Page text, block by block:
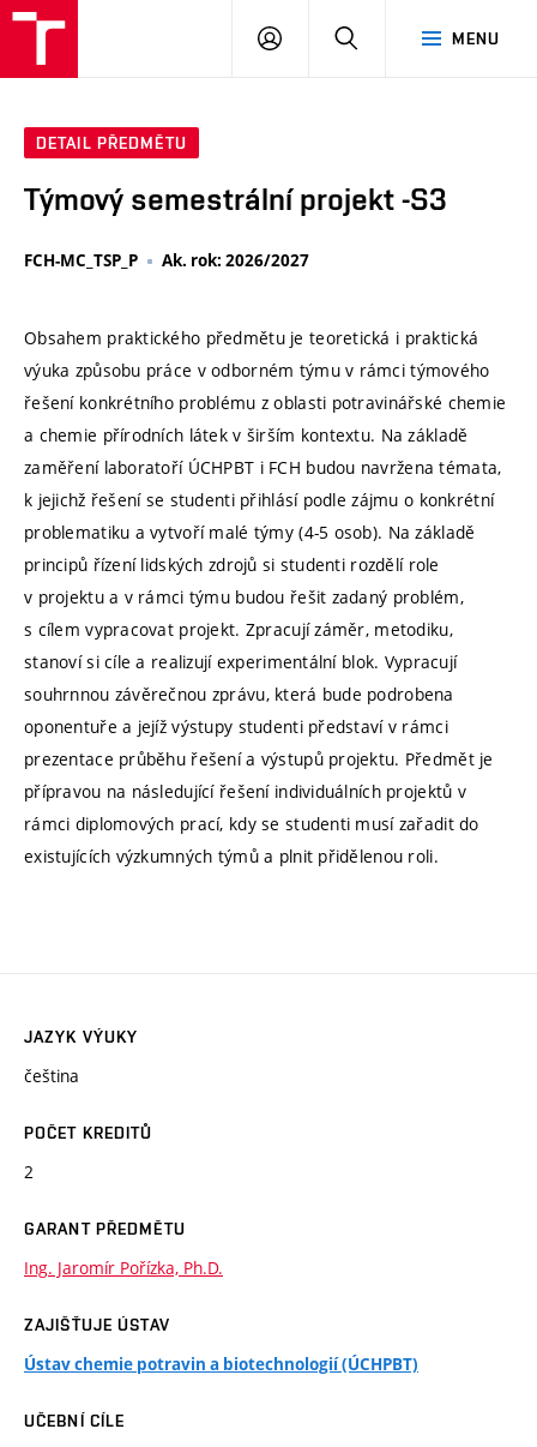
MENU
PŘIHLÁSIT
DETAIL PŘEDMĚTU
Týmový semestrální projekt -S3
FCH-MC_TSP_P Ak. rok: 2026/2027
Obsahem praktického předmětu je teoretická i praktická
výuka způsobu práce v odborném týmu v rámci týmového
řešení konkrétního problému z oblasti potravinářské chemie
a chemie přírodních látek v širším kontextu. Na základě
zaměření laboratoří ÚCHPBT i FCH budou navržena témata,
k jejichž řešení se studenti přihlásí podle zájmu o konkrétní
problematiku a vytvoří malé týmy (4-5 osob). Na základě
principů řízení lidských zdrojů si studenti rozdělí role
v projektu a v rámci týmu budou řešit zadaný problém,
s cílem vypracovat projekt. Zpracují záměr, metodiku,
stanoví si cíle a realizují experimentální blok. Vypracují
souhrnnou závěrečnou zprávu, která bude podrobena
oponentuře a jejíž výstupy studenti představí v rámci
prezentace průběhu řešení a výstupů projektu. Předmět je
přípravou na následující řešení individuálních projektů v
rámci diplomových prací, kdy se studenti musí zařadit do
existujících výzkumných týmů a plnit přidělenou roli.
JAZYK VÝUKY
čeština
POČET KREDITŮ
2
GARANT PŘEDMĚTU
Ing. Jaromír Pořízka, Ph.D.
ZAJIŠŤUJE ÚSTAV
Ústav chemie potravin a biotechnologií (ÚCHPBT)
UČEBNÍ CÍLE